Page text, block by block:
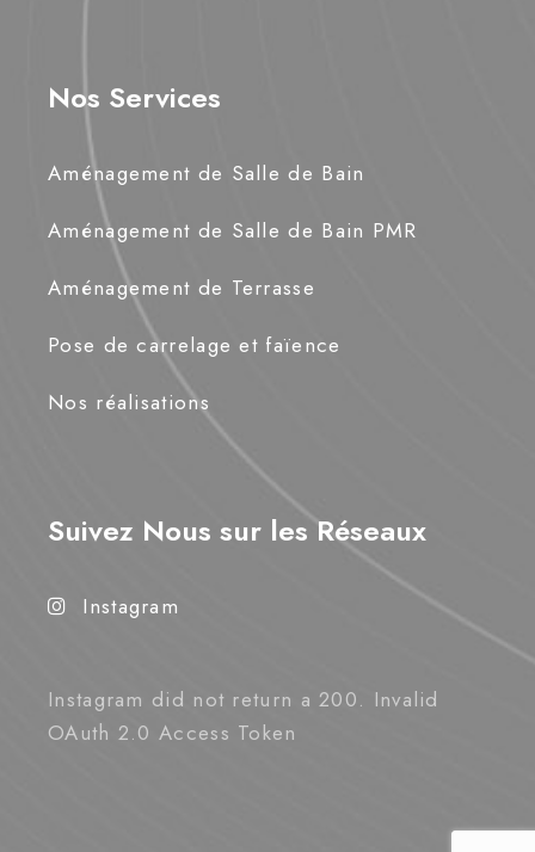
Nos Services
Aménagement de Salle de Bain
Aménagement de Salle de Bain PMR
Aménagement de Terrasse
Pose de carrelage et faïence
Nos réalisations
Suivez Nous sur les Réseaux
Instagram
Instagram did not return a 200. Invalid
OAuth 2.0 Access Token